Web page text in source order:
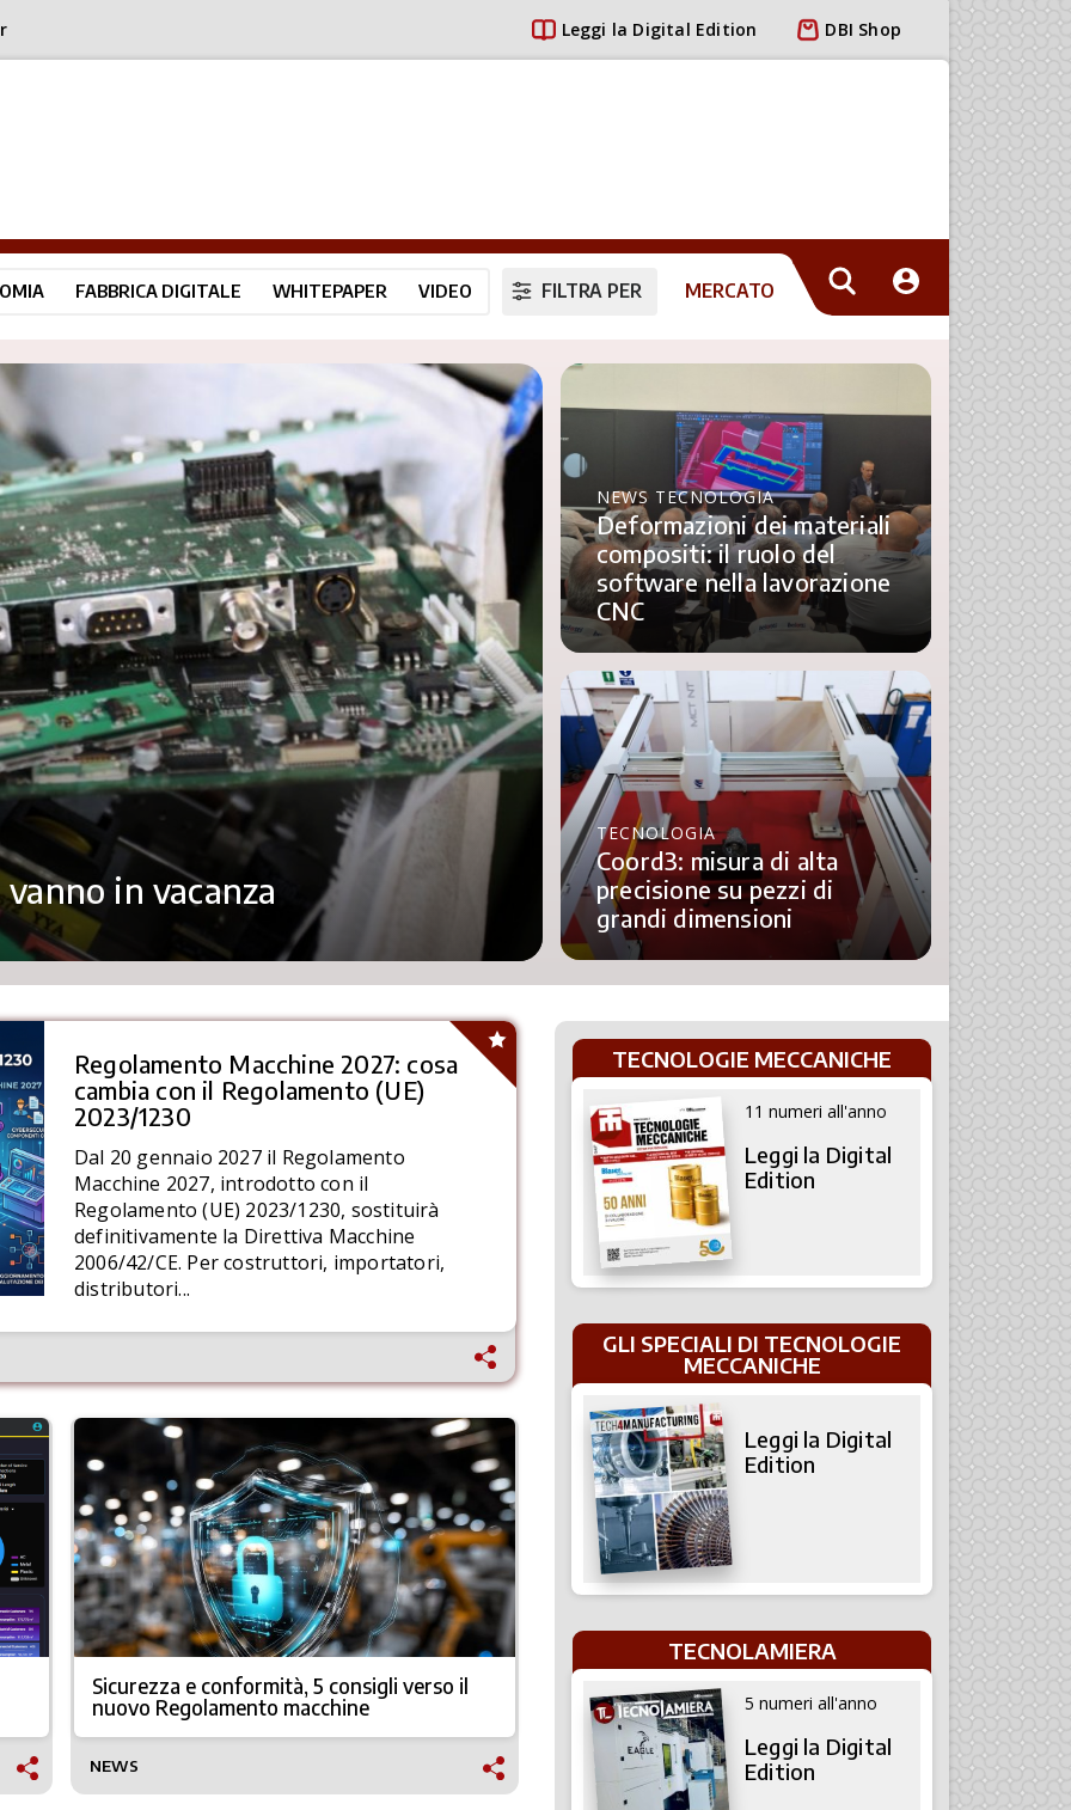
Leggi la Digital Edition DBI Shop
FABBRICA DIGITALE WHITEPAPER VIDEO FILTRA PER MERCATO
in vacanza
NEWS TECNOLOGIA
Deformazioni dei materiali
compositi: il ruolo del
software nella lavorazione
CNC
TECNOLOGIA
Coord3: misura di alta
precisione su pezzi di
grandi dimensioni
Regolamento Macchine 2027: cosa
cambia con il Regolamento (UE)
2023/1230
Dal 20 gennaio 2027 il Regolamento
Macchine 2027, introdotto con il
Regolamento (UE) 2023/1230, sostituirà
definitivamente la Direttiva Macchine
2006/42/CE. Per costruttori, importatori,
distributori...
Sicurezza e conformità, 5 consigli verso il
nuovo Regolamento macchine
NEWS
TECNOLOGIE MECCANICHE
11 numeri all'anno
Leggi la Digital
Edition
GLI SPECIALI DI TECNOLOGIE
MECCANICHE
Leggi la Digital
Edition
TECNOLAMIERA
5 numeri all'anno
Leggi la Digital
Edition